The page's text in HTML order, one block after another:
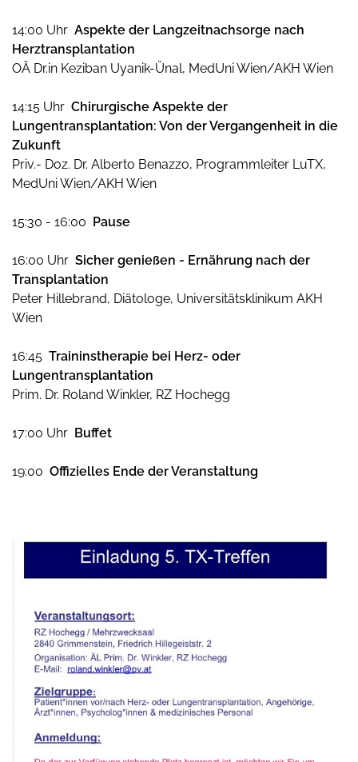
14:00 Uhr Aspekte der Langzeitnachsorge nach
Herztransplantation
OÄ Dr.in Keziban Uyanik-Ünal, MedUni Wien/AKH Wien
14:15 Uhr Chirurgische Aspekte der
Lungentransplantation: Von der Vergangenheit in die
Zukunft
Priv.- Doz. Dr. Alberto Benazzo, Programmleiter LuTX,
MedUni Wien/AKH Wien
15:30 - 16:00 Pause
16:00 Uhr Sicher genießen - Ernährung nach der
Transplantation
Peter Hillebrand, Diätologe, Universitätsklinikum AKH
Wien
16:45 Traininstherapie bei Herz- oder
Lungentransplantation
Prim. Dr. Roland Winkler, RZ Hochegg
17:00 Uhr Buffet
19:00 Offizielles Ende der Veranstaltung